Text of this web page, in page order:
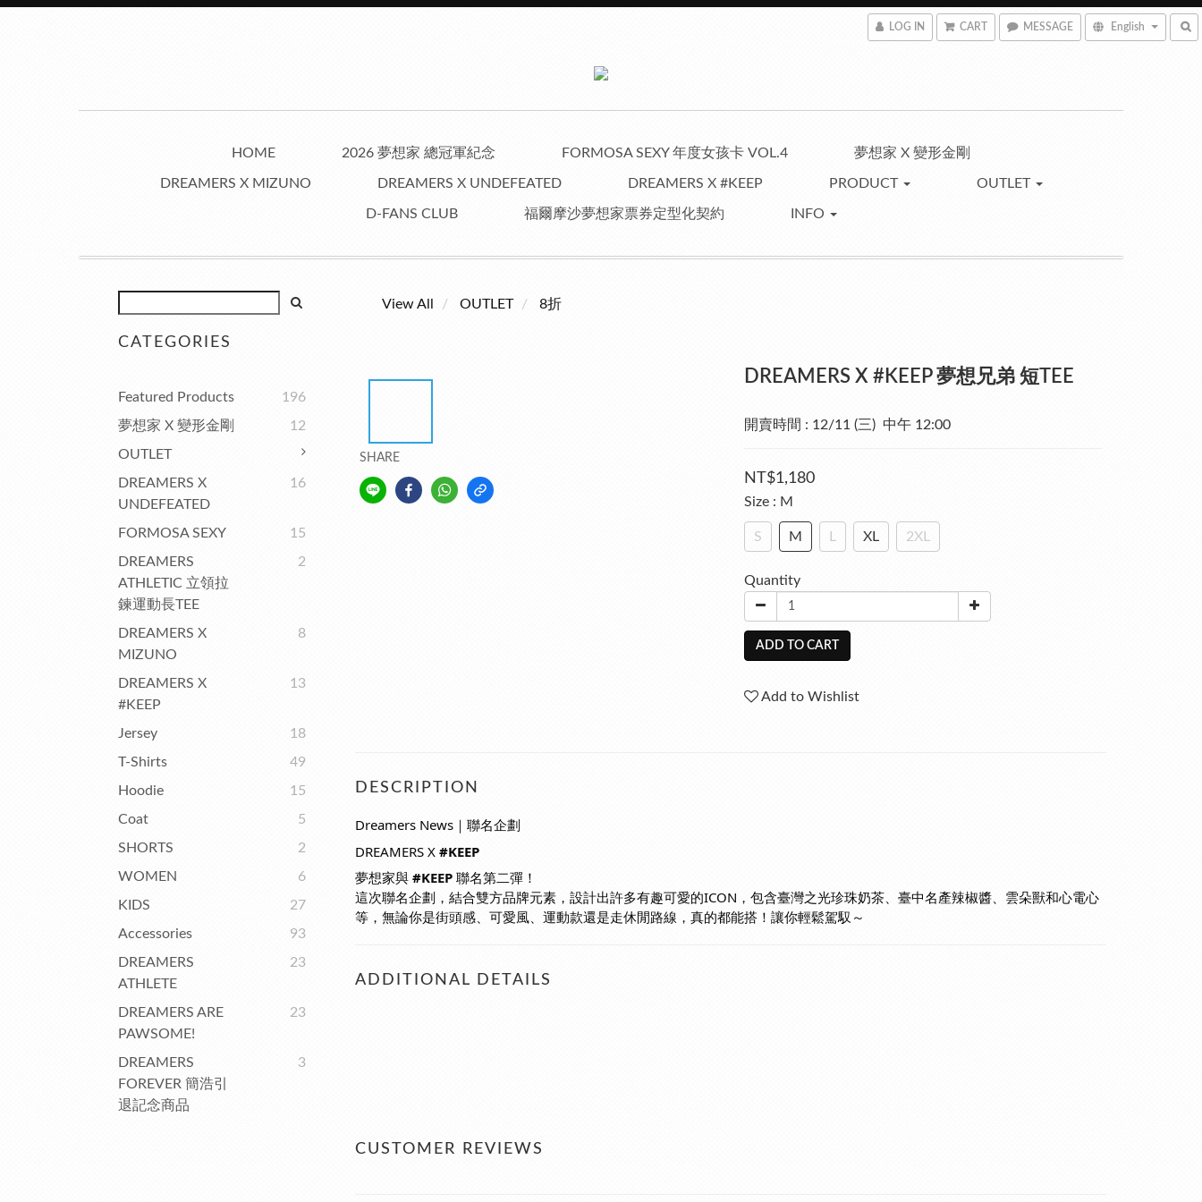
LOG IN CART MESSAGE English
HOME 2026 夢想家 總冠軍紀念 FORMOSA SEXY 年度女孩卡 VOL.4 夢想家 X 變形金剛
DREAMERS X MIZUNO DREAMERS X UNDEFEATED DREAMERS X #KEEP PRODUCT OUTLET
D-FANS CLUB 福爾摩沙夢想家票券定型化契約 INFO
CATEGORIES
Featured Products
196
夢想家 X 變形金剛
12
OUTLET
DREAMERS X
UNDEFEATED
16
FORMOSA SEXY
15
DREAMERS
ATHLETIC 立領拉
鍊運動長TEE
2
DREAMERS X
MIZUNO
8
DREAMERS X
#KEEP
13
Jersey
18
T-Shirts
49
Hoodie
15
Coat
5
SHORTS
2
WOMEN
6
KIDS
27
Accessories
93
DREAMERS
ATHLETE
23
DREAMERS ARE
PAWSOME!
23
DREAMERS
FOREVER 簡浩引
退記念商品
3
View All OUTLET 8折
SHARE
DREAMERS X #KEEP 夢想兄弟 短TEE
開賣時間 : 12/11 (三)  中午 12:00
NT$1,180
Size : M
S M XL 2XL
Quantity
ADD TO CART
Add to Wishlist
DESCRIPTION
Dreamers News｜聯名企劃
DREAMERS X #KEEP
夢想家與 #KEEP 聯名第二彈！
這次聯名企劃，結合雙方品牌元素，設計出許多有趣可愛的ICON，包含臺灣之光珍珠奶茶、臺中名產辣椒醬、雲朵獸和心電心
等，無論你是街頭感、可愛風、運動款還是走休閒路線，真的都能搭！讓你輕鬆駕馭～
ADDITIONAL DETAILS
CUSTOMER REVIEWS